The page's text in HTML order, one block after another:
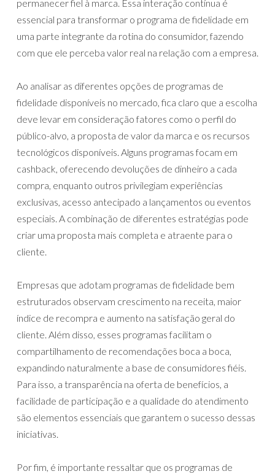
permanecer fiel à marca. Essa interação contínua é
essencial para transformar o programa de fidelidade em
uma parte integrante da rotina do consumidor, fazendo
com que ele perceba valor real na relação com a empresa.
Ao analisar as diferentes opções de programas de
fidelidade disponíveis no mercado, fica claro que a escolha
deve levar em consideração fatores como o perfil do
público-alvo, a proposta de valor da marca e os recursos
tecnológicos disponíveis. Alguns programas focam em
cashback, oferecendo devoluções de dinheiro a cada
compra, enquanto outros privilegiam experiências
exclusivas, acesso antecipado a lançamentos ou eventos
especiais. A combinação de diferentes estratégias pode
criar uma proposta mais completa e atraente para o
cliente.
Empresas que adotam programas de fidelidade bem
estruturados observam crescimento na receita, maior
índice de recompra e aumento na satisfação geral do
cliente. Além disso, esses programas facilitam o
compartilhamento de recomendações boca a boca,
expandindo naturalmente a base de consumidores fiéis.
Para isso, a transparência na oferta de benefícios, a
facilidade de participação e a qualidade do atendimento
são elementos essenciais que garantem o sucesso dessas
iniciativas.
Por fim, é importante ressaltar que os programas de